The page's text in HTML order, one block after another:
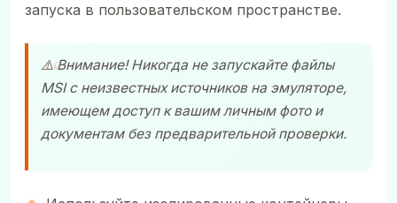
запуска в пользовательском пространстве.
⚠️ Внимание! Никогда не запускайте файлы
MSI с неизвестных источников на эмуляторе,
имеющем доступ к вашим личным фото и
документам без предварительной проверки.